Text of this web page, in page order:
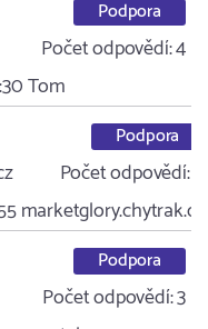
Podpora
Počet odpovědí:4
Tom
Podpora
Počet odpovědí:9
marketglory.chytrak.cz
Podpora
Počet odpovědí:3